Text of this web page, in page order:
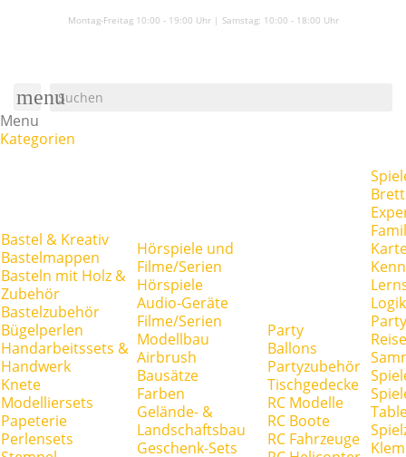
Montag-Freitag 10:00 - 19:00 Uhr | Samstag: 10:00 - 18:00 Uhr
menu
Menu
Kategorien
Bastel & Kreativ
Bastelmappen
Basteln mit Holz &
Zubehör
Bastelzubehör
Bügelperlen
Handarbeitssets &
Handwerk
Knete
Modelliersets
Papeterie
Perlensets
Hörspiele und
Filme/Serien
Hörspiele
Audio-Geräte
Filme/Serien
Modellbau
Airbrush
Bausätze
Farben
Gelände- &
Landschaftsbau
Geschenk-Sets
Party
Ballons
Partyzubehör
Tischgedecke
RC Modelle
RC Boote
RC Fahrzeuge